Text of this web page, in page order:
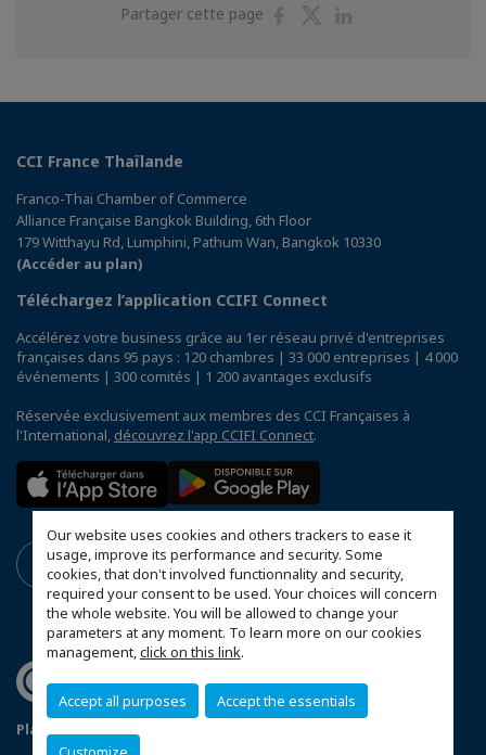
Our website uses cookies and others trackers to ease it
usage, improve its performance and security. Some
cookies, that don't involved functionnality and security,
required your consent to be used. Your choices will concern
the whole website. You will be allowed to change your
parameters at any moment. To learn more on our cookies
management,click on this link.
Accept all purposes Accept the essentials
Partager cette page
PartagerPartager
CCI France Thaïlande
Franco-Thai Chamber of Commerce
Alliance Française Bangkok Building, 6th Floor
179 Witthayu Rd, Lumphini, Pathum Wan, Bangkok 10330
(Accéder au plan)
Téléchargez l’application CCIFI Connect
Accélérez votre business grâce au 1er réseau privé d'entreprises
françaises dans 95 pays : 120 chambres | 33 000 entreprises | 4 000
événements | 300 comités | 1 200 avantages exclusifs
Réservée exclusivement aux membres des CCI Françaises à
l'International, découvrez l'app CCIFI Connect.
Plan du site